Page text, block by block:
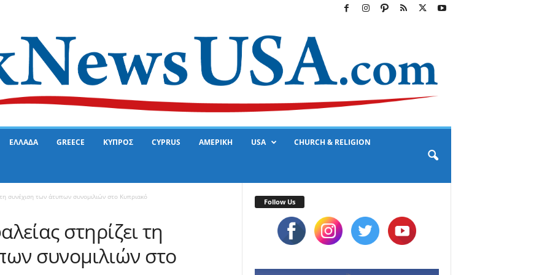
ΕΛΛΑΔΑ GREECE ΚΥΠΡΟΣ CYPRUS ΑΜΕΡΙΚΗ USA CHURCH & RELIGION
συνέχιση των άτυπων συνομιλιών στο Κυπριακό
στηρίζει τη
συνομιλιών στο
Follow Us